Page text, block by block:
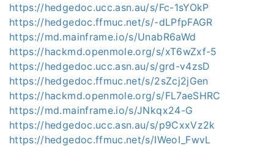
https://hedgedoc.ucc.asn.au/s/Fc-1sYOkP
https://hedgedoc.ffmuc.net/s/-dLPfpFAGR
https://md.mainframe.io/s/UnabR6aWd
https://hackmd.openmole.org/s/xT6wZxf-5
https://hedgedoc.ucc.asn.au/s/grd-v4zsD
https://hedgedoc.ffmuc.net/s/2sZcj2jGen
https://hackmd.openmole.org/s/FL7aeSHRC
https://md.mainframe.io/s/JNkqx24-G
https://hedgedoc.ucc.asn.au/s/p9CxxVz2k
https://hedgedoc.ffmuc.net/s/IWeoI_FwvL